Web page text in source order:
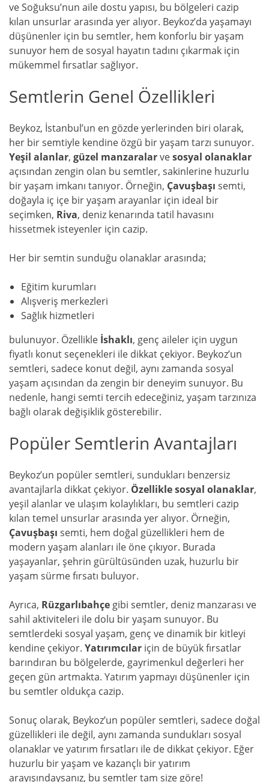
ve Soğuksu’nun aile dostu yapısı, bu bölgeleri cazip
kılan unsurlar arasında yer alıyor. Beykoz’da yaşamayı
düşünenler için bu semtler, hem konforlu bir yaşam
sunuyor hem de sosyal hayatın tadını çıkarmak için
mükemmel fırsatlar sağlıyor.
Semtlerin Genel Özellikleri
Beykoz, İstanbul’un en gözde yerlerinden biri olarak,
her bir semtiyle kendine özgü bir yaşam tarzı sunuyor.
Yeşil alanlar, güzel manzaralarvesosyal olanaklar
açısından zengin olan bu semtler, sakinlerine huzurlu
bir yaşam imkanı tanıyor. Örneğin, Çavuşbaşı semti,
doğayla iç içe bir yaşam arayanlar için ideal bir
seçimken, Riva, deniz kenarında tatil havasını
hissetmek isteyenler için cazip.
Her bir semtin sunduğu olanaklar arasında;
Eğitim kurumları
Alışveriş merkezleri
Sağlık hizmetleri
bulunuyor. Özellikle İshaklı, genç aileler için uygun
fiyatlı konut seçenekleri ile dikkat çekiyor. Beykoz’un
semtleri, sadece konut değil, aynı zamanda sosyal
yaşam açısından da zengin bir deneyim sunuyor. Bu
nedenle, hangi semti tercih edeceğiniz, yaşam tarzınıza
bağlı olarak değişiklik gösterebilir.
Popüler Semtlerin Avantajları
Beykoz’un popüler semtleri, sundukları benzersiz
avantajlarla dikkat çekiyor. Özellikle sosyal olanaklar,
yeşil alanlar ve ulaşım kolaylıkları, bu semtleri cazip
kılan temel unsurlar arasında yer alıyor. Örneğin,
Çavuşbaşı semti, hem doğal güzellikleri hem de
modern yaşam alanları ile öne çıkıyor. Burada
yaşayanlar, şehrin gürültüsünden uzak, huzurlu bir
yaşam sürme fırsatı buluyor.
Ayrıca, Rüzgarlıbahçe gibi semtler, deniz manzarası ve
sahil aktiviteleri ile dolu bir yaşam sunuyor. Bu
semtlerdeki sosyal yaşam, genç ve dinamik bir kitleyi
kendine çekiyor. Yatırımcılar için de büyük fırsatlar
barındıran bu bölgelerde, gayrimenkul değerleri her
geçen gün artmakta. Yatırım yapmayı düşünenler için
bu semtler oldukça cazip.
Sonuç olarak, Beykoz’un popüler semtleri, sadece doğal
güzellikleri ile değil, aynı zamanda sundukları sosyal
olanaklar ve yatırım fırsatları ile de dikkat çekiyor. Eğer
huzurlu bir yaşam ve kazançlı bir yatırım
arayışındaysanız, bu semtler tam size göre!